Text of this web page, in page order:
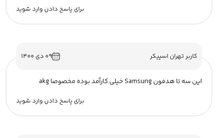
برای پاسخ دادن وارد شوید
کاربر تهران اسپیکر ۰۹ دی ۱۴۰۰
این سه تا هدفون Samsung خیلی کارآمد بوده مخصوصا akg
برای پاسخ دادن وارد شوید